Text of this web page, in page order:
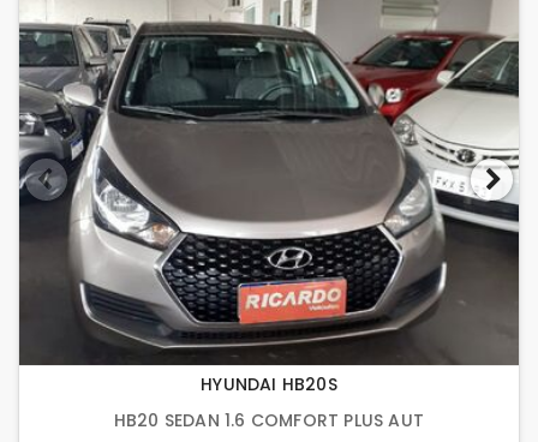
HYUNDAI HB20S
HB20 SEDAN 1.6 COMFORT PLUS AUT